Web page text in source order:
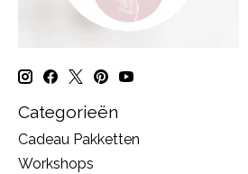
Categorieën
Cadeau Pakketten
Workshops